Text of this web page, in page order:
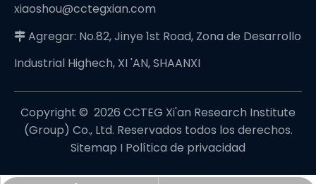
xiaoshou@cctegxian.com
 Agregar: No.82, Jinye 1st Road, Zona de Desarrollo
Industrial Highech, XI 'AN, SHAANXI
Copyright © ️ 2026 CCTEG Xi'an Research Institute
(Group) Co., Ltd. Reservados todos los derechos.
Sitemap I Política de privacidad